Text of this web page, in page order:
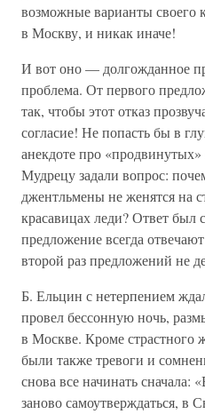
возможные варианты своего
в Москву, и никак иначе!
И вот оно — долгожданное
проблема. От первого
так, чтобы этот отказ
согласие! Не попасть бы в
анекдоте про
Мудрецу задали вопрос:
джентльмены не женятся на
красавицах леди? Ответ
предложение всегда
второй раз предложений не
Б. Ельцин с нетерпением
провел бессонную ночь,
в Москве. Кроме страстного
были также тревоги и
снова все начинать сначала:
заново самоутверждаться, в